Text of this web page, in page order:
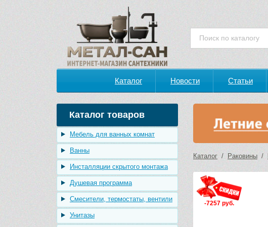
Каталог Новости Статьи
Каталог товаров
Мебель для ванных комнат
Ванны
Инсталляции скрытого монтажа
Душевая программа
Смесители, термостаты, вентили
Унитазы
Каталог / Раковины /
-7257 руб.